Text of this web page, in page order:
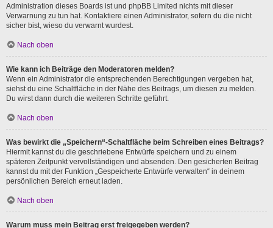
Administration dieses Boards ist und phpBB Limited nichts mit dieser
Verwarnung zu tun hat. Kontaktiere einen Administrator, sofern du die nicht
sicher bist, wieso du verwarnt wurdest.
Nach oben
Wie kann ich Beiträge den Moderatoren melden?
Wenn ein Administrator die entsprechenden Berechtigungen vergeben hat,
siehst du eine Schaltfläche in der Nähe des Beitrags, um diesen zu melden.
Du wirst dann durch die weiteren Schritte geführt.
Nach oben
Was bewirkt die „Speichern“-Schaltfläche beim Schreiben eines Beitrags?
Hiermit kannst du die geschriebene Entwürfe speichern und zu einem
späteren Zeitpunkt vervollständigen und absenden. Den gesicherten Beitrag
kannst du mit der Funktion „Gespeicherte Entwürfe verwalten“ in deinem
persönlichen Bereich erneut laden.
Nach oben
Warum muss mein Beitrag erst freigegeben werden?